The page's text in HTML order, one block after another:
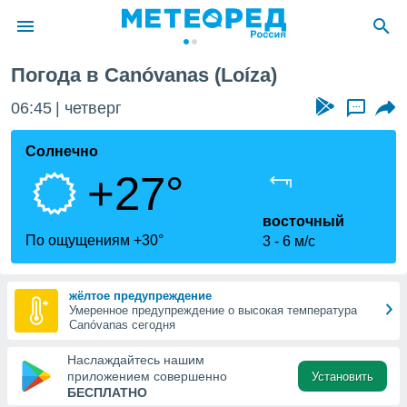
о
Вы можете
к этому
доступ
Погода в Canóvanas (Loíza)
06:45 четверг ...
Солнечно
+27°
По ощущениям +30°
восточный
3
6 м/с
жёлтое предупреждение
Умеренное предупреждение о высокая температура
Canóvanas сегодня
Наслаждайтесь нашим
приложением совершенно
БЕСПЛАТНО
Установить